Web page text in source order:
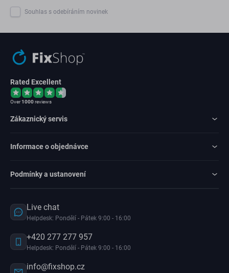
Souhlas s odebíráním novinek
Rated Excellent
Over1000reviews
Zákaznický servis
Informace o objednávce
Podmínky a ustanovení
Live chat
Helpdesk: Pondělí - Pátek 9:00 - 16:00
+420 277 277 957
Helpdesk: Pondělí - Pátek 9:00 - 16:00
info@fixshop.cz